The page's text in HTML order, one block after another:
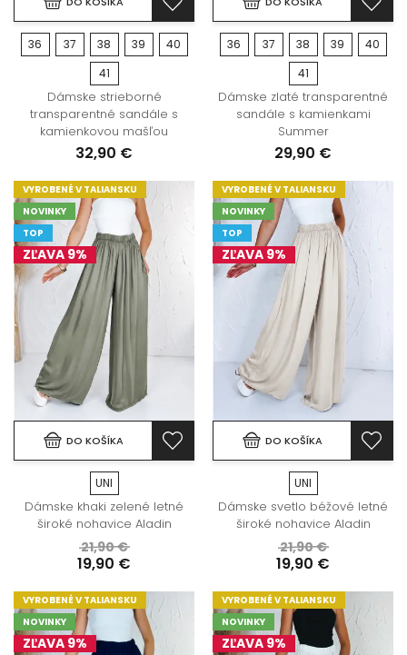
36 37 38 39
40
41
Dámske strieborné
transparentné sandále s
kamienkovou mašľou
32,90 €
36 37 38 39
40
41
Dámske zlaté transparentné
sandále s kamienkami
Summer
29,90 €
VYROBENÉ V TALIANSKU
NOVINKY
TOP
ZĽAVA 9%
DO KOŠÍKA
UNI
Dámske khaki zelené letné
široké nohavice Aladin
21,90 €
19,90 €
VYROBENÉ V TALIANSKU
NOVINKY
TOP
ZĽAVA 9%
DO KOŠÍKA
UNI
Dámske svetlo béžové letné
široké nohavice Aladin
21,90 €
19,90 €
VYROBENÉ V TALIANSKU
NOVINKY
ZĽAVA 9%
VYROBENÉ V TALIANSKU
NOVINKY
ZĽAVA 9%